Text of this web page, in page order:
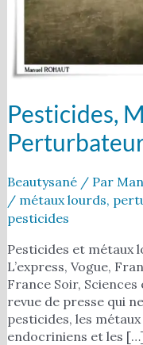
Pesticides,
Beautysané/ Par
/ métaux lourds,
pesticides
Pesticides et métaux
L’express, Vogue,
France Soir, Sciences
revue de presse qui
pesticides, les
endocriniens et les